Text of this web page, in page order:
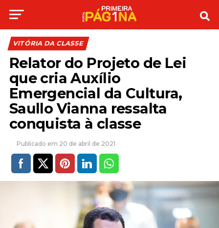
VITÓRIA DA CLASSE
Relator do Projeto de Lei
que cria Auxílio
Emergencial da Cultura,
Saullo Vianna ressalta
conquista à classe
20 de abril de 2021